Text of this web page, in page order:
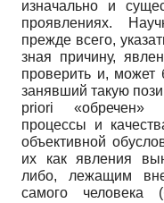
изначально и
проявлениях.
прежде всего,
зная причину,
проверить и, может
занявший такую
priori «обречен»
процессы и
объективной
их как явления
либо, лежащим вне
самого человека